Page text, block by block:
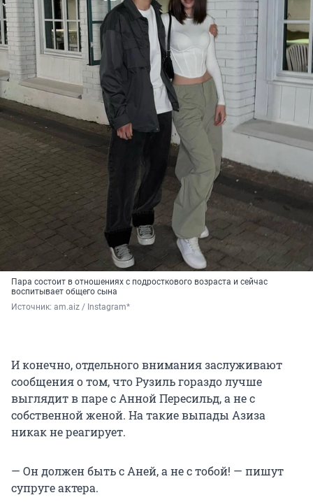
Пара состоит в отношениях с подросткового возраста и сейчас
воспитывает общего сына
Источник: am.aiz / Instagram*
И конечно, отдельного внимания заслуживают
сообщения о том, что Рузиль гораздо лучше
выглядит в паре с Анной Пересильд, а не с
собственной женой. На такие выпады Азиза
никак не реагирует.
— Он должен быть с Аней, а не с тобой! — пишут
супруге актера.